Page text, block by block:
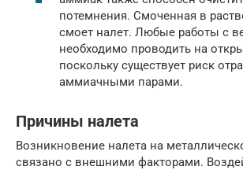
потемнения. Смоченная в
смоет налет. Любые работы с
необходимо проводить на
поскольку существует риск
аммиачными парами.
Причины налета
Возникновение налета на
связано с внешними факторами.